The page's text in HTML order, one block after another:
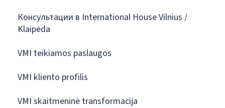
Консультации в International House Vilnius /
Klaipėda
VMI teikiamos paslaugos
VMI kliento profilis
VMI skaitmeninė transformacija